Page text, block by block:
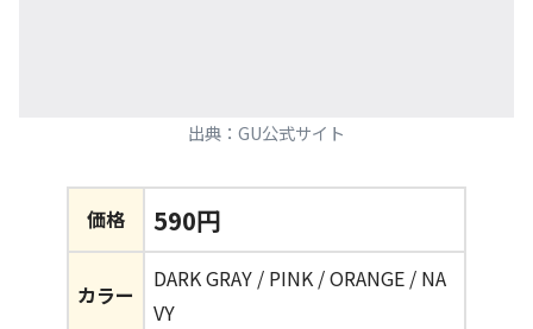
出典：GU公式サイト
価格 590円
カラー
DARK GRAY / PINK / ORANGE / NA
VY